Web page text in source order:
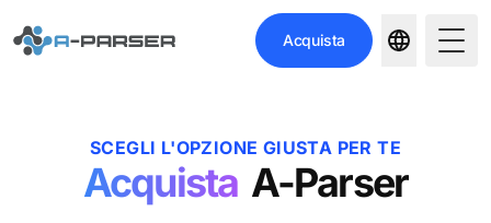
Acquista
SCEGLI L'OPZIONE GIUSTA PER TE
Acquista A-Parser